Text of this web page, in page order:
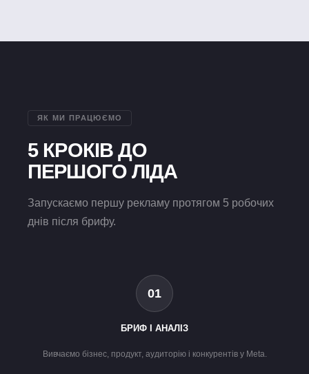
ЯК МИ ПРАЦЮЄМО
5 КРОКІВ ДО
ПЕРШОГО ЛІДА
Запускаємо першу рекламу протягом 5 робочих
днів після брифу.
01
БРИФ І АНАЛІЗ
Вивчаємо бізнес, продукт, аудиторію і конкурентів у Meta.